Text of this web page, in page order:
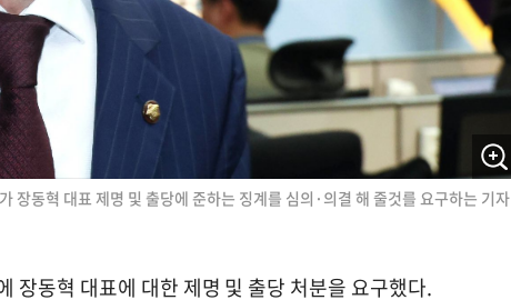
장동혁 대표 제명 및 출당에 준하는 징계를 심의·의결 해 줄것를 요구하는 기자
장동혁 대표에 대한 제명 및 출당 처분을 요구했다.